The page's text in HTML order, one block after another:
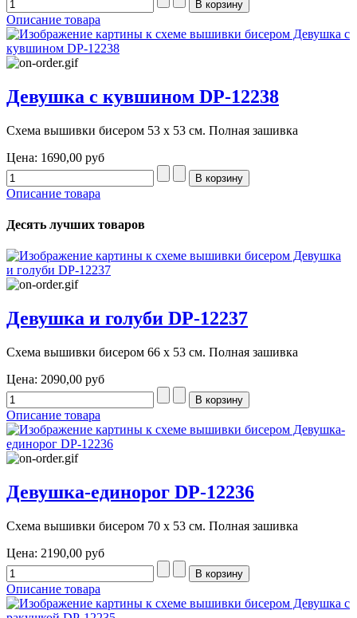
Описание товара
Девушка с кувшином DP-12238
Схема вышивки бисером 53 х 53 см. Полная зашивка
Цена: 1690,00 руб
Описание товара
Десять лучших товаров
Девушка и голуби DP-12237
Схема вышивки бисером 66 х 53 см. Полная зашивка
Цена: 2090,00 руб
Описание товара
Девушка-единорог DP-12236
Схема вышивки бисером 70 х 53 см. Полная зашивка
Цена: 2190,00 руб
Описание товара